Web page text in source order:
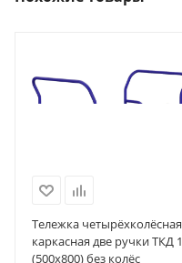
Тележка четырёхколёсная
каркасная две ручки ТКД 1
(500х800) без колёс